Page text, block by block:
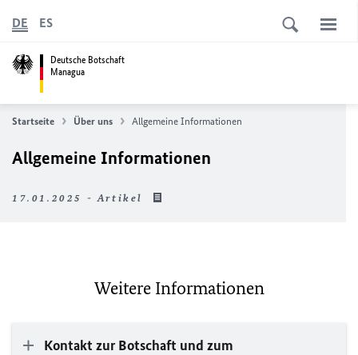
Deutsche Botschaft
Managua
DE ES
Startseite Über uns Allgemeine Informationen
Allgemeine Informationen
17.01.2025 - Artikel
Weitere Informationen
Kontakt zur Botschaft und zum